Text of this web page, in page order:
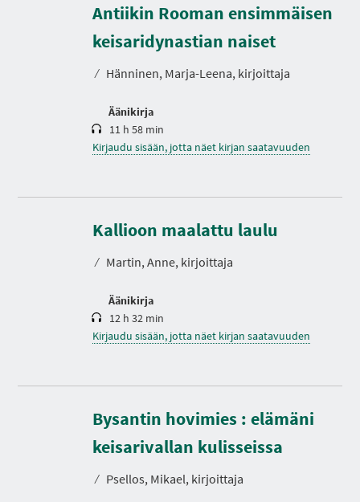
Antiikin Rooman ensimmäisen
keisaridynastian naiset
⁄ Hänninen, Marja-Leena, kirjoittaja
Äänikirja
K
e
s
t
11 h 58 min
Kirjaudu sisään, jotta näet kirjan saatavuuden
Kallioon maalattu laulu
⁄ Martin, Anne, kirjoittaja
Äänikirja
K
s
t
12 h 32 min
Kirjaudu sisään, jotta näet kirjan saatavuuden
Bysantin hovimies : elämäni
keisarivallan kulisseissa
⁄ Psellos, Mikael, kirjoittaja
K
e
s
t